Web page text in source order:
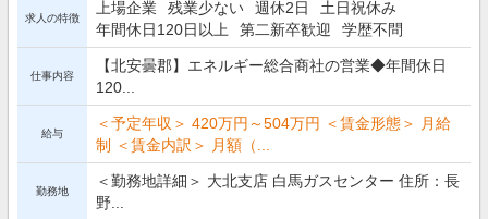
求人の特徴
上場企業 残業少ない 週休2日
土日祝休み
年間休日120日以上
第二新卒歓迎 学歴不問
仕事内容
【北安曇郡】エネルギー総合商社の営業◆年間休日
120...
給与
＜予定年収＞ 420万円～504万円 ＜賃金形態＞ 月給
制 ＜賃金内訳＞ 月額（...
勤務地
＜勤務地詳細＞ 大北支店 白馬ガスセンター 住所：長
野...